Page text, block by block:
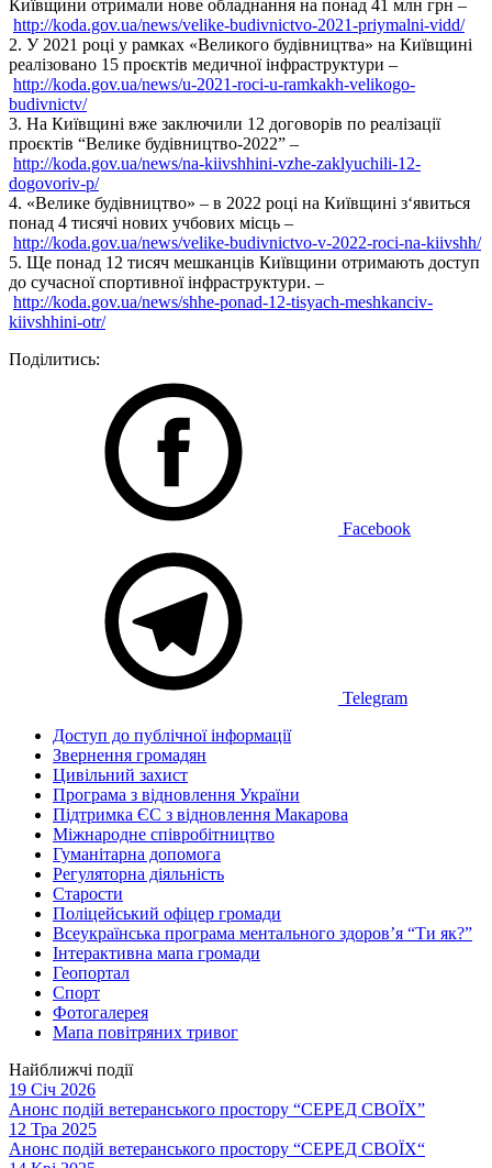
Київщини отримали нове обладнання на понад 41 млн грн –
http://koda.gov.ua/news/velike-budivnictvo-2021-priymalni-vidd/
2. У 2021 році у рамках «Великого будівництва» на Київщині
реалізовано 15 проєктів медичної інфраструктури –
http://koda.gov.ua/news/u-2021-roci-u-ramkakh-velikogo-
budivnictv/
3. На Київщині вже заключили 12 договорів по реалізації
проєктів “Велике будівництво-2022” –
http://koda.gov.ua/news/na-kiivshhini-vzhe-zaklyuchili-12-
dogovoriv-p/
4. «Велике будівництво» – в 2022 році на Київщині з‘явиться
понад 4 тисячі нових учбових місць –
http://koda.gov.ua/news/velike-budivnictvo-v-2022-roci-na-kiivshh/
5. Ще понад 12 тисяч мешканців Київщини отримають доступ
до сучасної спортивної інфраструктури. –
http://koda.gov.ua/news/shhe-ponad-12-tisyach-meshkanciv-
kiivshhini-otr/
Поділитись:
Facebook
Telegram
Доступ до публічної інформації
Звернення громадян
Цивільний захист
Програма з відновлення України
Підтримка ЄС з відновлення Макарова
Міжнародне співробітництво
Гуманітарна допомога
Регуляторна діяльність
Старости
Поліцейський офіцер громади
Всеукраїнська програма ментального здоров’я “Ти як?”
Інтерактивна мапа громади
Геопортал
Спорт
Фотогалерея
Мапа повітряних тривог
Найближчі події
19 Січ 2026
Анонс подій ветеранського простору “СЕРЕД СВОЇХ”
12 Тра 2025
Анонс подій ветеранського простору “СЕРЕД СВОЇХ“